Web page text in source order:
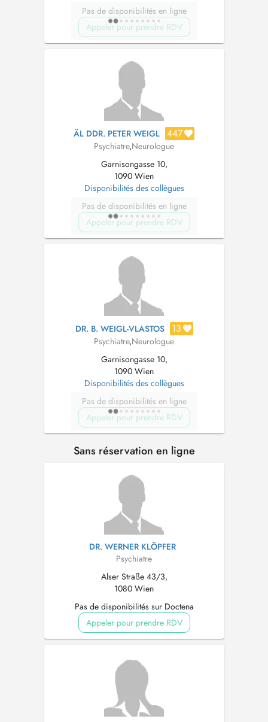
Pas de disponibilités en ligne
Appeler pour prendre RDV
ÄL DDR. PETER WEIGL 447
Psychiatre,Neurologue
Garnisongasse 10,
1090 Wien
Disponibilités des collègues
Pas de disponibilités en ligne
Appeler pour prendre RDV
DR. B. WEIGL-VLASTOS 13
Psychiatre,Neurologue
Garnisongasse 10,
1090 Wien
Disponibilités des collègues
Pas de disponibilités en ligne
Appeler pour prendre RDV
Sans réservation en ligne
DR. WERNER KLÖPFER
Psychiatre
Alser Straße 43/3,
1080 Wien
Pas de disponibilités sur Doctena
Appeler pour prendre RDV